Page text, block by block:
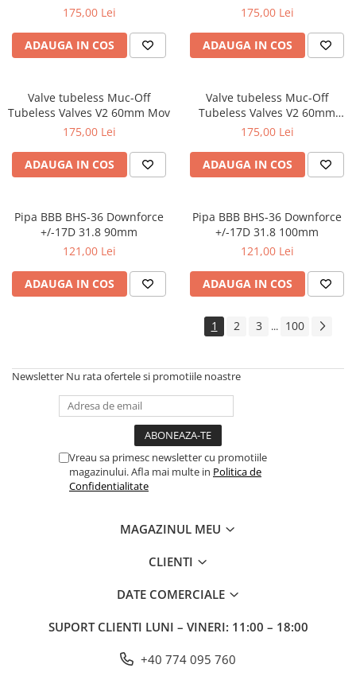
Portocaliu
175,00 Lei
ADAUGA IN COS
175,00 Lei
ADAUGA IN COS
Valve tubeless Muc-Off
Tubeless Valves V2 60mm Mov
175,00 Lei
ADAUGA IN COS
Valve tubeless Muc-Off
Tubeless Valves V2 60mm
Rosu
175,00 Lei
ADAUGA IN COS
Pipa BBB BHS-36 Downforce
+/-17D 31.8 90mm
121,00 Lei
ADAUGA IN COS
Pipa BBB BHS-36 Downforce
+/-17D 31.8 100mm
121,00 Lei
ADAUGA IN COS
1 2 3 ... 100
Newsletter Nu rata ofertele si promotiile noastre
Vreau sa primesc newsletter cu promotiile
magazinului. Afla mai multe in Politica de
Confidentialitate
MAGAZINUL MEU
CLIENTI
DATE COMERCIALE
SUPORT CLIENTI LUNI – VINERI: 11:00 – 18:00
+40 774 095 760